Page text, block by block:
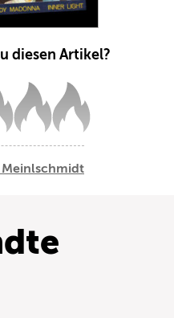
diesen Artikel?